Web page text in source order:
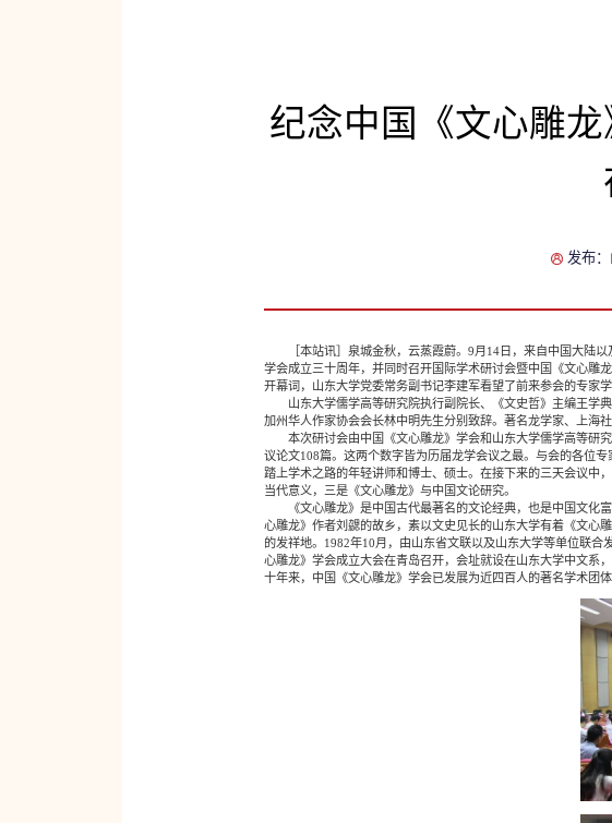
纪念中国《文心雕
发布
［本站讯］泉城金秋，云蒸霞蔚。9月14日，来自中国大陆以
学会成立三十周年，并同时召开国际学术研讨会暨中国《文心雕
开幕词，山东大学党委常务副书记李建军看望了前来参会的专家
山东大学儒学高等研究院执行副院长、《文史哲》主编王学典
加州华人作家协会会长林中明先生分别致辞。著名龙学家、上海
本次研讨会由中国《文心雕龙》学会和山东大学儒学高等研究
议论文108篇。这两个数字皆为历届龙学会议之最。与会的各位
踏上学术之路的年轻讲师和博士、硕士。在接下来的三天会议中
当代意义，三是《文心雕龙》与中国文论研究。
《文心雕龙》是中国古代最著名的文论经典，也是中国文化富
心雕龙》作者刘勰的故乡，素以文史见长的山东大学有着《文心
的发祥地。1982年10月，由山东省文联以及山东大学等单位联
心雕龙》学会成立大会在青岛召开，会址就设在山东大学中文系
十年来，中国《文心雕龙》学会已发展为近四百人的著名学术团